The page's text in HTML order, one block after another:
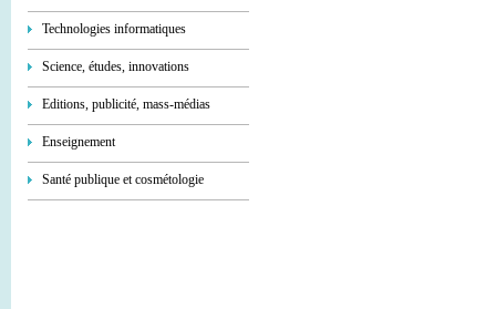
Technologies informatiques
Science, études, innovations
Editions, publicité, mass-médias
Enseignement
Santé publique et cosmétologie